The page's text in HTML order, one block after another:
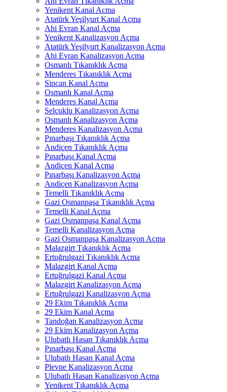
Yenikent Kanal Açma
Atatürk Yeşilyurt Kanal Açma
Ahi Evran Kanal Açma
Yenikent Kanalizasyon Açma
Atatürk Yeşilyurt Kanalizasyon Açma
Ahi Evran Kanalizasyon Açma
Osmanlı Tıkanıklık Açma
Menderes Tıkanıklık Açma
Sincan Kanal Açma
Osmanlı Kanal Açma
Menderes Kanal Açma
Selçuklu Kanalizasyon Açma
Osmanlı Kanalizasyon Açma
Menderes Kanalizasyon Açma
Pınarbaşı Tıkanıklık Açma
Andiçen Tıkanıklık Açma
Pınarbaşı Kanal Açma
Andiçen Kanal Açma
Pınarbaşı Kanalizasyon Açma
Andiçen Kanalizasyon Açma
Temelli Tıkanıklık Açma
Gazi Osmanpaşa Tıkanıklık Açma
Temelli Kanal Açma
Gazi Osmanpaşa Kanal Açma
Temelli Kanalizasyon Açma
Gazi Osmanpaşa Kanalizasyon Açma
Malazgirt Tıkanıklık Açma
Ertuğrulgazi Tıkanıklık Açma
Malazgirt Kanal Açma
Ertuğrulgazi Kanal Açma
Malazgirt Kanalizasyon Açma
Ertuğrulgazi Kanalizasyon Açma
29 Ekim Tıkanıklık Açma
29 Ekim Kanal Açma
Tandoğan Kanalizasyon Açma
29 Ekim Kanalizasyon Açma
Ulubatlı Hasan Tıkanıklık Açma
Pınarbaşı Kanal Açma
Ulubatlı Hasan Kanal Açma
Plevne Kanalizasyon Açma
Ulubatlı Hasan Kanalizasyon Açma
Yenikent Tıkanıklık Açma